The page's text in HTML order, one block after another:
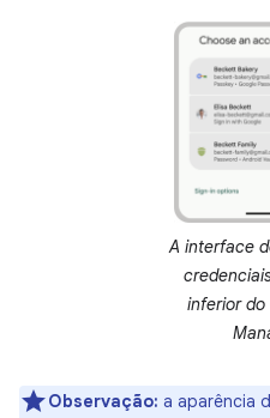
A interface
inferior
Observação: a aparência